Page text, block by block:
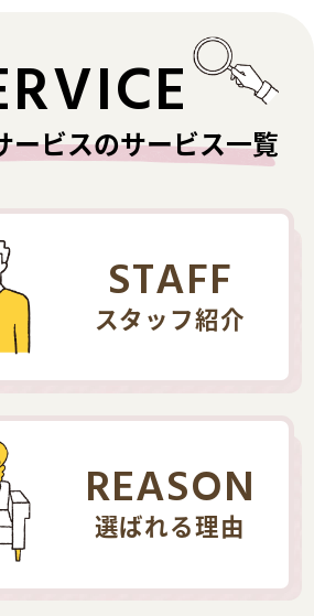
ービスのサービス一覧
STAFF
スタッフ紹介
REASON
選ばれる理由